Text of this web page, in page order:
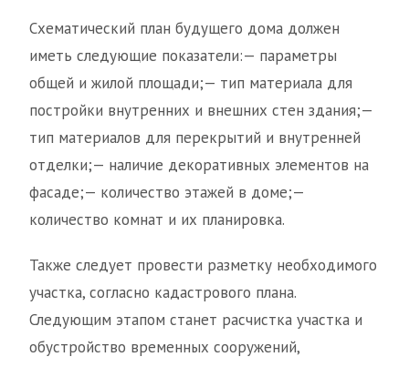
Схематический план будущего дома должен
иметь следующие показатели:— параметры
общей и жилой площади;— тип материала для
постройки внутренних и внешних стен здания;—
тип материалов для перекрытий и внутренней
отделки;— наличие декоративных элементов на
фасаде;— количество этажей в доме;—
количество комнат и их планировка.
Также следует провести разметку необходимого
участка, согласно кадастрового плана.
Следующим этапом станет расчистка участка и
обустройство временных сооружений,